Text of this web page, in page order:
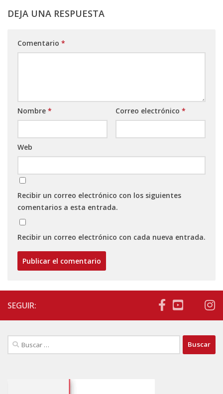
DEJA UNA RESPUESTA
Comentario *
Nombre * Correo electrónico *
Web
Recibir un correo electrónico con los siguientes
comentarios a esta entrada.
Recibir un correo electrónico con cada nueva entrada.
SEGUIR:
Buscar: